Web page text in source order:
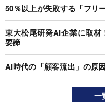
50％以上が失敗する「フリ
東大松尾研発AI企業に取
要諦
AI時代の「顧客流出」の原
一